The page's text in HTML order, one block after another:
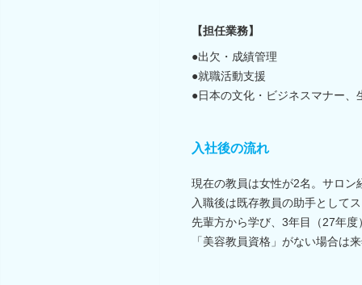
【担任業務】
●出欠・成績管理
●就職活動支援
●日本の文化・ビジネスマナー、
入社後の流れ
現在の教員は女性が2名。サロ
入職後は既存教員の助手として
先輩方から学び、3年目（27年
「美容教員資格」がない場合は